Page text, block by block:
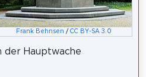
Frank Behnsen /CC BY-SA 3.0
der Hauptwache